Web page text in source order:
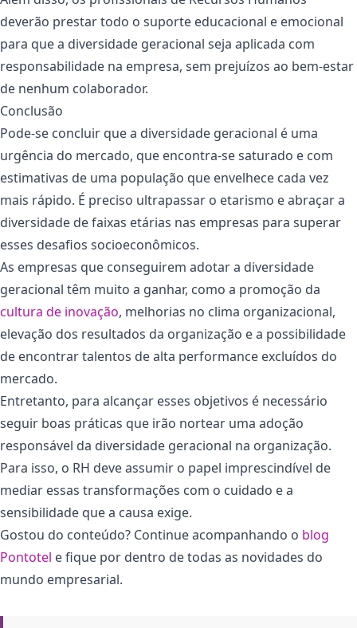
deverão prestar todo o suporte educacional e emocional
para que a diversidade geracional seja aplicada com
responsabilidade na empresa, sem prejuízos ao bem-estar
de nenhum colaborador.
Conclusão
Pode-se concluir que a diversidade geracional é uma
urgência do mercado, que encontra-se saturado e com
estimativas de uma população que envelhece cada vez
mais rápido. É preciso ultrapassar o etarismo e abraçar a
diversidade de faixas etárias nas empresas para superar
esses desafios socioeconômicos.
As empresas que conseguirem adotar a diversidade
geracional têm muito a ganhar, como a promoção da
cultura de inovação, melhorias no clima organizacional,
elevação dos resultados da organização e a possibilidade
de encontrar talentos de alta performance excluídos do
mercado.
Entretanto, para alcançar esses objetivos é necessário
seguir boas práticas que irão nortear uma adoção
responsável da diversidade geracional na organização.
Para isso, o RH deve assumir o papel imprescindível de
mediar essas transformações com o cuidado e a
sensibilidade que a causa exige.
Gostou do conteúdo? Continue acompanhando o blog
Pontotel e fique por dentro de todas as novidades do
mundo empresarial.